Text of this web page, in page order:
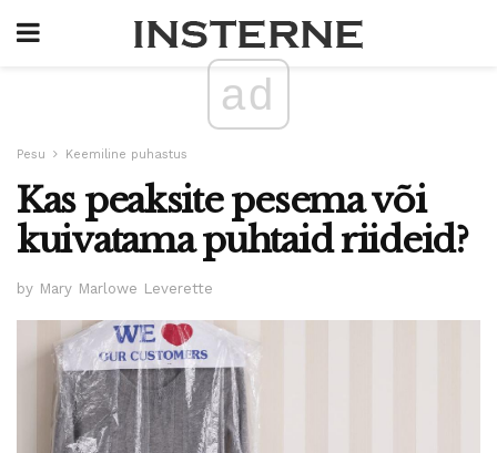
ad
Pesu Keemiline puhastus
Kas peaksite pesema või
kuivatama puhtaid riideid?
by Mary Marlowe Leverette